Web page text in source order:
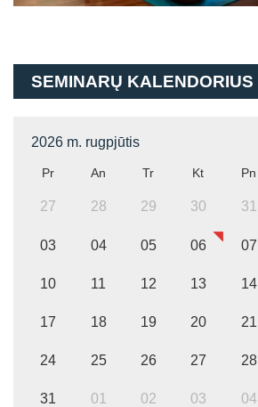
SEMINARŲ KALENDORIUS
2026 m. rugpjūtis
Pr An Tr Kt Pn
27 28 29 30 31
03 04 05 06 07
10 11 12 13 14
17 18 19 20 21
24 25 26 27 28
31 01 02 03 04